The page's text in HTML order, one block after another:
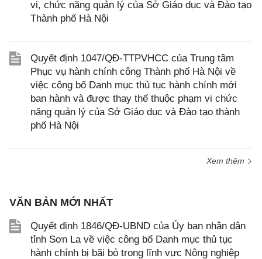
vi, chức năng quản lý của Sở Giáo dục và Đào tạo
Thành phố Hà Nội
Quyết định 1047/QĐ-TTPVHCC của Trung tâm
Phục vụ hành chính công Thành phố Hà Nội về
việc công bố Danh mục thủ tục hành chính mới
ban hành và được thay thế thuộc phạm vi chức
năng quản lý của Sở Giáo dục và Đào tạo thành
phố Hà Nội
Xem thêm
VĂN BẢN MỚI NHẤT
Quyết định 1846/QĐ-UBND của Ủy ban nhân dân
tỉnh Sơn La về việc công bố Danh mục thủ tục
hành chính bị bãi bỏ trong lĩnh vực Nông nghiệp